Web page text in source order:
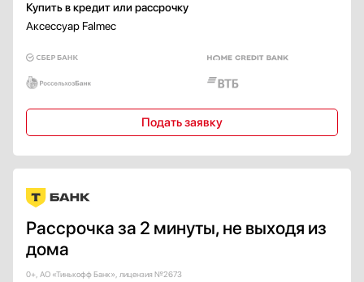
Купить в кредит или рассрочку
Аксессуар Falmec
Подать заявку
Рассрочка за 2 минуты, не выходя из
дома
0+, АО «Тинькофф Банк», лицензия №2673